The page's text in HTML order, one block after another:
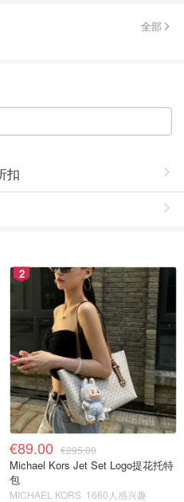
全部
扣
2
€89.00 €295.00
Michael Kors Jet Set Logo提花托特
包
MICHAEL KORS 1660人感兴趣